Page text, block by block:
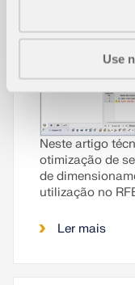
Use
Neste artigo
otimização de
de
utilização no
Ler mais